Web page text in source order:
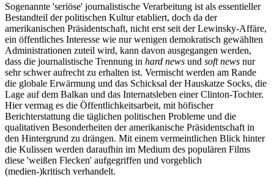
Sogenannte 'seriöse' journalistische Verarbeitung ist als essentieller
Bestandteil der politischen Kultur etabliert, doch da der
amerikanischen Präsidentschaft, nicht erst seit der Lewinsky-Affäre,
ein öffentliches Interesse wie nur wenigen demokratisch gewählten
Administrationen zuteil wird, kann davon ausgegangen werden,
dass die journalistische Trennung in hard news und soft news nur
sehr schwer aufrecht zu erhalten ist. Vermischt werden am Rande
die globale Erwärmung und das Schicksal der Hauskatze Socks, die
Lage auf dem Balkan und das Internatsleben einer Clinton-Tochter.
Hier vermag es die Öffentlichkeitsarbeit, mit höfischer
Berichterstattung die täglichen politischen Probleme und die
qualitativen Besonderheiten der amerikanische Präsidentschaft in
den Hintergrund zu drängen. Mit einem vermeintlichen Blick hinter
die Kulissen werden daraufhin im Medium des populären Films
diese 'weißen Flecken' aufgegriffen und vorgeblich
(medien-)kritisch verhandelt.